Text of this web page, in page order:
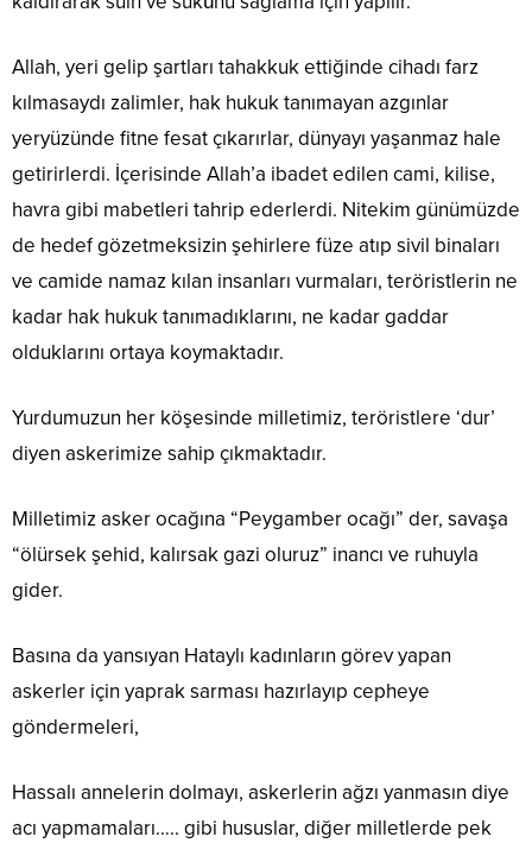
Allah, yeri gelip şartları tahakkuk ettiğinde cihadı farz
kılmasaydı zalimler, hak hukuk tanımayan azgınlar
yeryüzünde fitne fesat çıkarırlar, dünyayı yaşanmaz hale
getirirlerdi. İçerisinde Allah’a ibadet edilen cami, kilise,
havra gibi mabetleri tahrip ederlerdi. Nitekim günümüzde
de hedef gözetmeksizin şehirlere füze atıp sivil binaları
ve camide namaz kılan insanları vurmaları, teröristlerin ne
kadar hak hukuk tanımadıklarını, ne kadar gaddar
olduklarını ortaya koymaktadır.
Yurdumuzun her köşesinde milletimiz, teröristlere ‘dur’
diyen askerimize sahip çıkmaktadır.
Milletimiz asker ocağına “Peygamber ocağı” der, savaşa
“ölürsek şehid, kalırsak gazi oluruz” inancı ve ruhuyla
gider.
Basına da yansıyan Hataylı kadınların görev yapan
askerler için yaprak sarması hazırlayıp cepheye
göndermeleri,
Hassalı annelerin dolmayı, askerlerin ağzı yanmasın diye
acı yapmamaları….. gibi hususlar, diğer milletlerde pek